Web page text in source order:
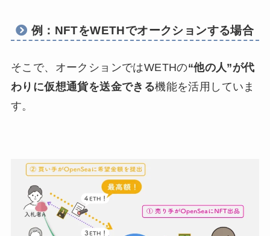
例：NFTをWETHでオークションする場合
そこで、オークションではWETHの“他の人”が代
わりに仮想通貨を送金できる機能を活用していま
す。